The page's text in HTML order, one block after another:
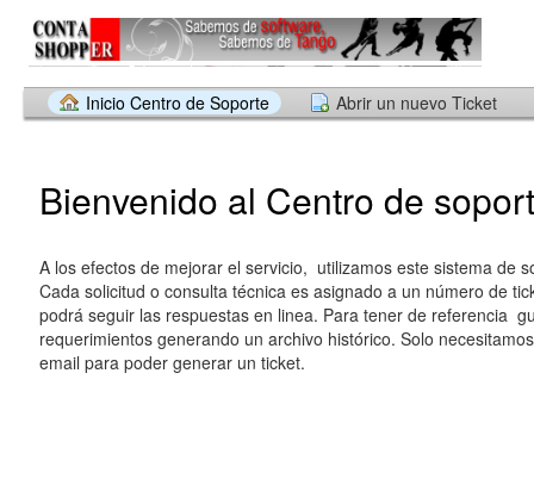
Inicio Centro de Soporte Abrir un nuevo Ticket
Bienvenido al Centro de
A los efectos de mejorar el servicio, utilizamos este sistema de
Cada solicitud o consulta técnica es asignado a un número de
podrá seguir las respuestas en linea. Para tener de referencia
requerimientos generando un archivo histórico. Solo
email para poder generar un ticket.